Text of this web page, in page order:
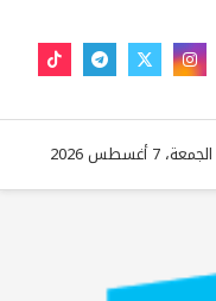
الجمعة، 7 أغسطس 2026